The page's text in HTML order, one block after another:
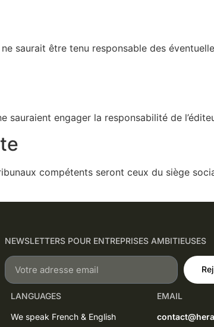
saurait être tenu responsable des
sauraient engager la responsabilité de
compétents seront ceux du siège
NEWSLETTERS POUR ENTREPRISES AMBITIEUSES
LANGUAGES
We speak French & English
EMAIL